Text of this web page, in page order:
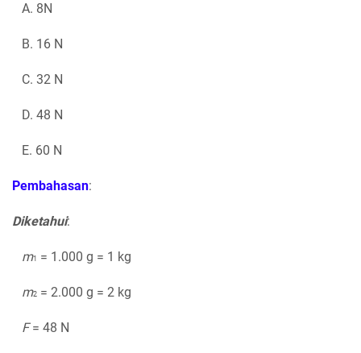
A. 8N
B. 16 N
C. 32 N
D. 48 N
E. 60 N
Pembahasan:
Diketahui:
m1 = 1.000 g = 1 kg
m2 = 2.000 g = 2 kg
F= 48 N